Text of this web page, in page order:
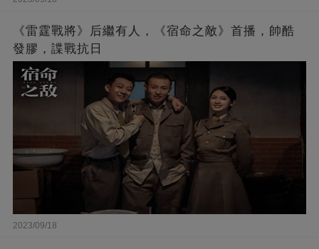
《雷霆戰將》后繼有人，《宿命之敵》首播，帥酷
發膠，諜戰抗日
2023/09/18